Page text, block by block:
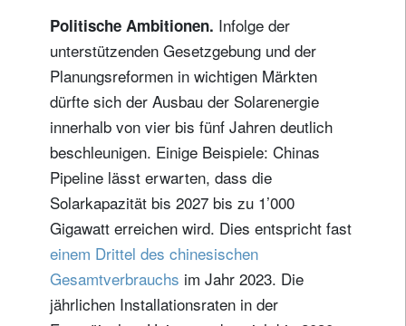
Politische Ambitionen. Infolge der
unterstützenden Gesetzgebung und der
Planungsreformen in wichtigen Märkten
dürfte sich der Ausbau der Solarenergie
innerhalb von vier bis fünf Jahren deutlich
beschleunigen. Einige Beispiele: Chinas
Pipeline lässt erwarten, dass die
Solarkapazität bis 2027 bis zu 1’000
Gigawatt erreichen wird. Dies entspricht fast
einem Drittel des chinesischen
Gesamtverbrauchs im Jahr 2023. Die
jährlichen Installationsraten in der